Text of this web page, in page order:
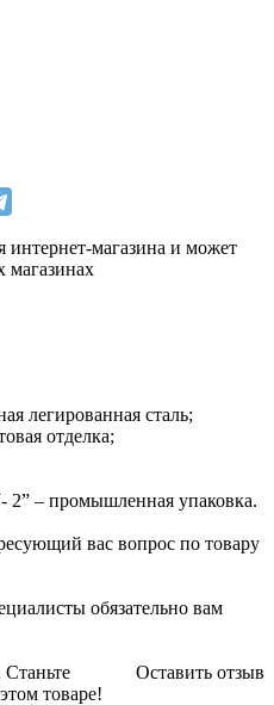
интернет-магазина и может
магазинах
легированная сталь;
отделка;
2” – промышленная упаковка.
вас вопрос по товару
обязательно вам
Оставить отзыв
товаре!